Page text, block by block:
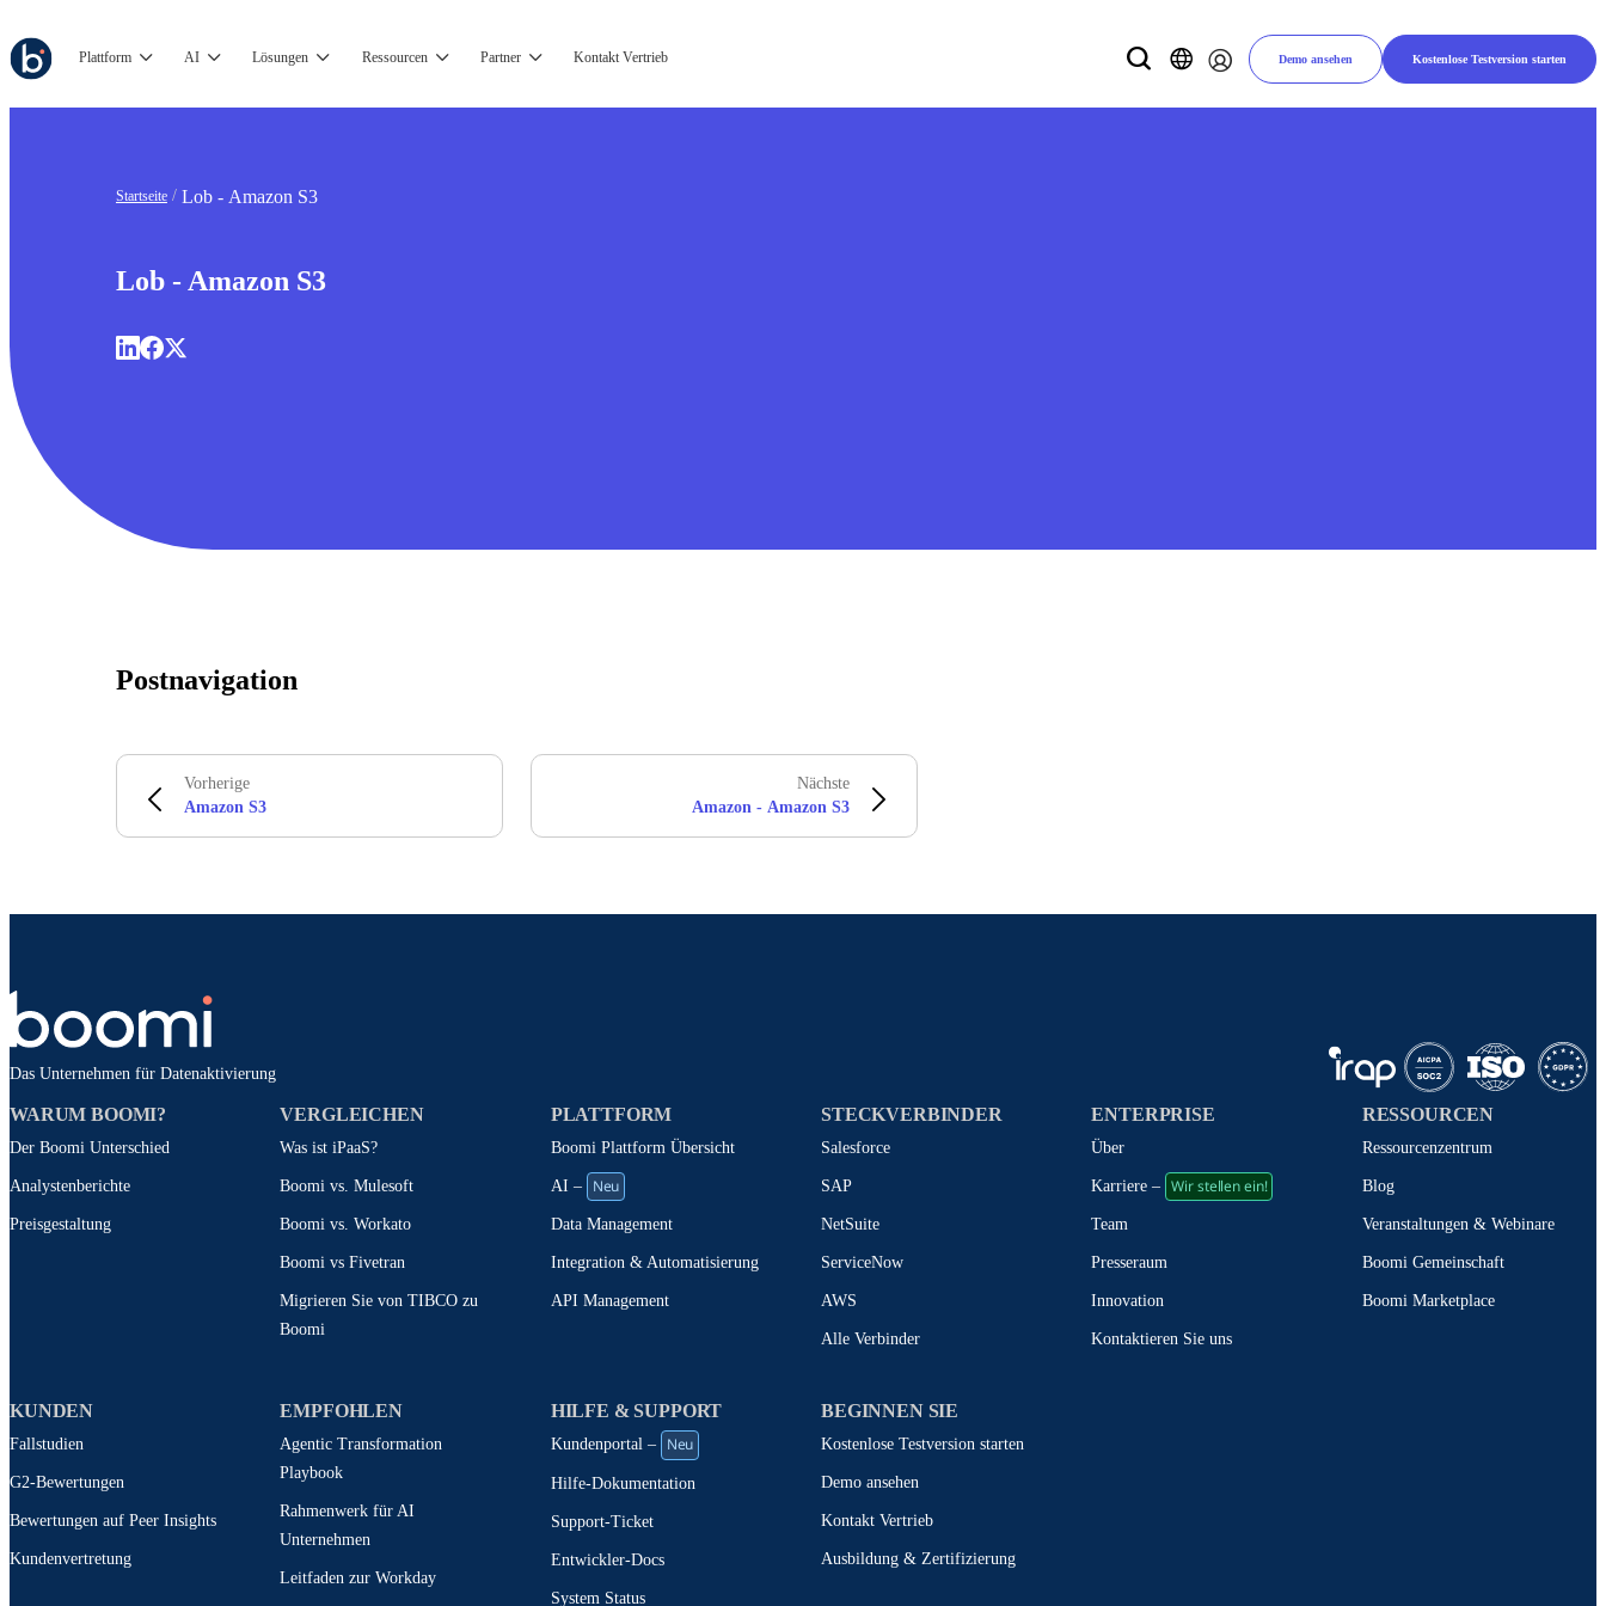
Plattform AI Lösungen Ressourcen Partner Kontakt Vertrieb Demo ansehen Kostenlose Testversion starten
Startseite Lob - Amazon S3
Lob - Amazon S3
Postnavigation
Vorherige
Amazon S3
Nächste
Amazon - Amazon S3
Das Unternehmen für Datenaktivierung
WARUM BOOMI?
Der Boomi Unterschied
Analystenberichte
Preisgestaltung
VERGLEICHEN
Was ist iPaaS?
Boomi vs. Mulesoft
Boomi vs. Workato
Boomi vs Fivetran
Migrieren Sie von TIBCO zu
Boomi
PLATTFORM
Boomi Plattform Übersicht
AI – Neu
Data Management
Integration & Automatisierung
API Management
STECKVERBINDER
Salesforce
SAP
NetSuite
ServiceNow
AWS
Alle Verbinder
ENTERPRISE
Über
Karriere – Wir stellen ein!
Team
Presseraum
Innovation
Kontaktieren Sie uns
RESSOURCEN
Ressourcenzentrum
Blog
Veranstaltungen & Webinare
Boomi Gemeinschaft
Boomi Marketplace
KUNDEN
Fallstudien
G2-Bewertungen
Bewertungen auf Peer Insights
Kundenvertretung
EMPFOHLEN
Agentic Transformation
Playbook
Rahmenwerk für AI
Unternehmen
Leitfaden zur Workday
HILFE & SUPPORT
Kundenportal – Neu
Hilfe-Dokumentation
Support-Ticket
Entwickler-Docs
System Status
BEGINNEN SIE
Kostenlose Testversion starten
Demo ansehen
Kontakt Vertrieb
Ausbildung & Zertifizierung